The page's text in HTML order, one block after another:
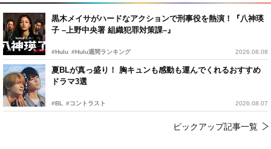
黒木メイサがハードなアクションで刑事役を熱演！『八神瑛
子 –上野中央署 組織犯罪対策課–』
#Hulu #Hulu週間ランキング 2026.08.08
夏BLが真っ盛り！ 胸キュンも感動も運んでくれるおすすめ
ドラマ3選
#BL #コントラスト 2026.08.07
ピックアップ記事一覧